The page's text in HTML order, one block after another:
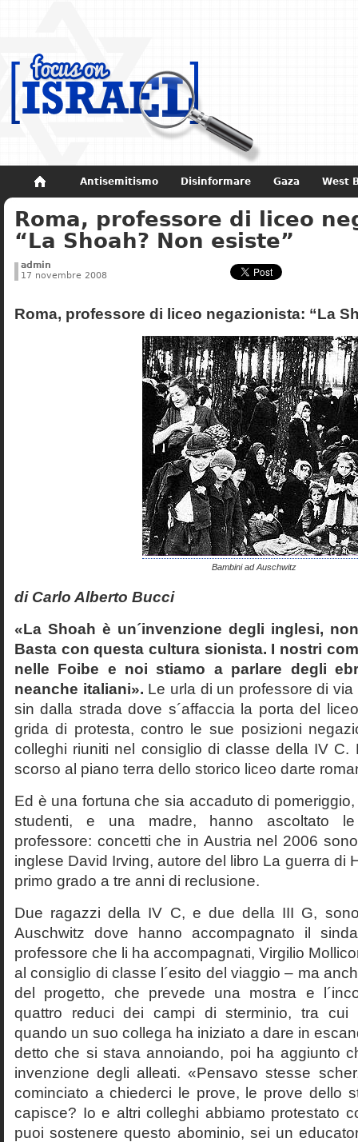
Antisemitismo Disinformare Gaza West
Non dimenticare Storia di Israele
Roma, professore di liceo
“La Shoah? Non esiste”
admin
17 novembre 2008
Roma, professore di liceo negazionista: “La
Bambini ad Auschwitz
di Carlo Alberto Bucci
«La Shoah è un´invenzione degli inglesi,
Basta con questa cultura sionista. I nostri
nelle Foibe e noi stiamo a parlare degli
neanche italiani». Le urla di un professore di
sin dalla strada dove s´affaccia la porta del
grida di protesta, contro le sue posizioni
colleghi riuniti nel consiglio di classe della IV C.
scorso al piano terra dello storico liceo darte
Ed è una fortuna che sia accaduto di
studenti, e una madre, hanno ascoltato le
professore: concetti che in Austria nel 2006
inglese David Irving, autore del libro La guerra di
primo grado a tre anni di reclusione.
Due ragazzi della IV C, e due della III G,
Auschwitz dove hanno accompagnato il
professore che li ha accompagnati, Virgilio
al consiglio di classe l´esito del viaggio – ma
del progetto, che prevede una mostra e
quattro reduci dei campi di sterminio, tra cui
quando un suo collega ha iniziato a dare in
detto che si stava annoiando, poi ha aggiunto
invenzione degli alleati. «Pensavo stesse
cominciato a chiederci le prove, le prove dello
capisce? Io e altri colleghi abbiamo protestato
puoi sostenere questo abominio, sei un